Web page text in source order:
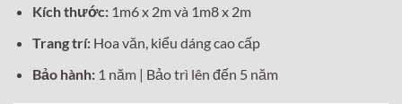
Kích thước:1m6 x 2m và 1m8 x 2m
Trang trí:Hoa văn, kiểu dáng cao cấp
Bảo hành:1 năm | Bảo trì lên đến 5 năm